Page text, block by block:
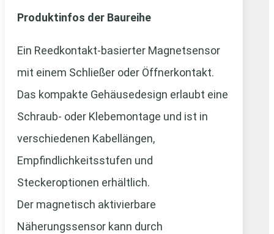
Produktinfos der Baureihe
Ein Reedkontakt-basierter Magnetsensor
mit einem Schließer oder Öffnerkontakt.
Das kompakte Gehäusedesign erlaubt eine
Schraub- oder Klebemontage und ist in
verschiedenen Kabellängen,
Empfindlichkeitsstufen und
Steckeroptionen erhältlich.
Der magnetisch aktivierbare
Näherungssensor kann durch